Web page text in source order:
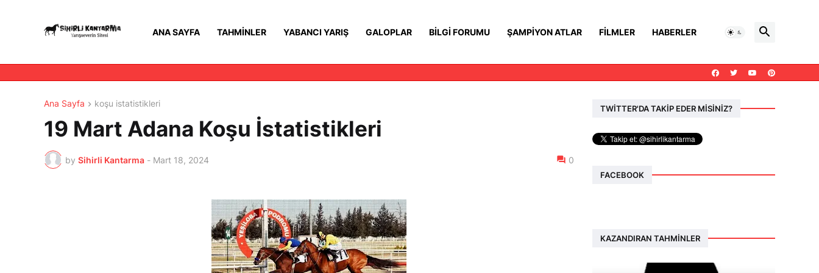
ANA SAYFA TAHMINLER YABANCI YARIŞ GALOPLAR BILGI FORUMU ŞAMPIYON ATLAR FILMLER HABERLER
Ana Sayfa koşu istatistikleri
19 Mart Adana Koşu İstatistikleri
by Sihirli Kantarma - Mart 18, 2024 0
TWİTTER'DA TAKİP EDER MİSİNİZ?
FACEBOOK
KAZANDIRAN TAHMINLER